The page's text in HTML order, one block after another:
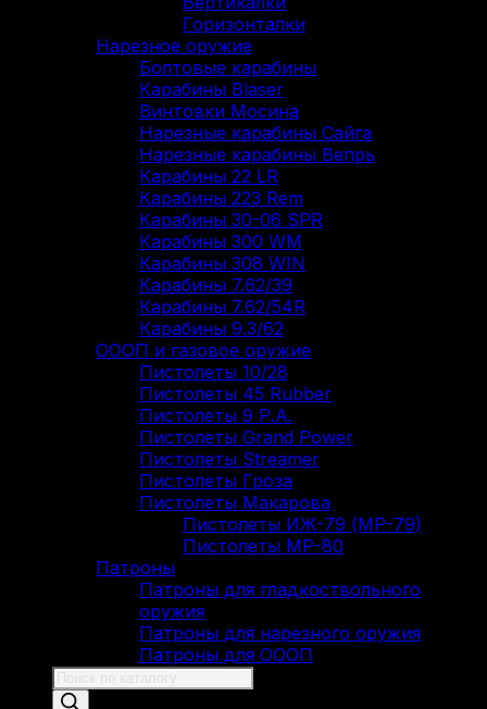
Горизонталки
Нарезное оружие
Болтовые карабины
Карабины Blaser
Винтовки Мосина
Нарезные карабины Сайга
Нарезные карабины Вепрь
Карабины 22 LR
Карабины 223 Rem
Карабины 30-06 SPR
Карабины 300 WM
Карабины 308 WIN
Карабины 7.62/39
Карабины 7.62/54R
Карабины 9.3/62
ОООП и газовое оружие
Пистолеты 10/28
Пистолеты 45 Rubber
Пистолеты 9 Р.А.
Пистолеты Grand Power
Пистолеты Streamer
Пистолеты Гроза
Пистолеты Макарова
Пистолеты ИЖ-79 (МР-79)
Пистолеты МР-80
Патроны
Патроны для гладкоствольного
оружия
Патроны для нарезного оружия
Патроны для ОООП
Поиск
товаров